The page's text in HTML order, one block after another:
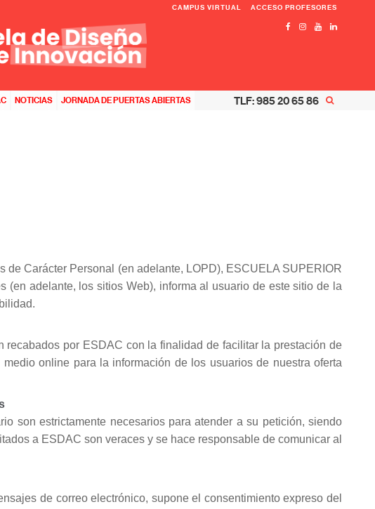
CAMPUS VIRTUAL ACCESO PROFESORES
NOTICIAS JORNADA DE PUERTAS ABIERTAS TLF: 985 20 65 86
Carácter Personal (en adelante, LOPD), ESCUELA SUPERIOR
adelante, los sitios Web), informa al usuario de este sitio de la
por ESDAC con la finalidad de facilitar la prestación de
online para la información de los usuarios de nuestra oferta
son estrictamente necesarios para atender a su petición, siendo
a ESDAC son veraces y se hace responsable de comunicar al
de correo electrónico, supone el consentimiento expreso del